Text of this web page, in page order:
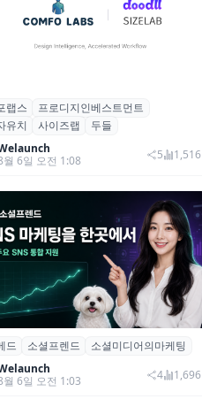
랩스, 프로디지인베스트먼트로부터
투자 유치
랩스
프로디지인베스트먼트
유치
사이즈랩
두들
월 6일 오전 1:08
5 1,516
드 ‘소셜프렌드’, 유튜브·인스타 등 6
마케팅 통합 지원
드 소셜프렌드
소셜미디어의마케팅
월 6일 오전 1:03
4 1,696